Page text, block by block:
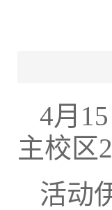
4月
主校区
活动